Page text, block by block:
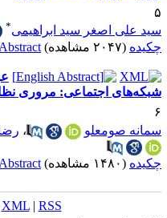
علی اصغر سید ابراهیمی
(۲۰۴۷ مشاهده) Abstract |
اجتماعی: مروری
صومعلو
،رضا
(۱۴۸۰ مشاهده) Abstract |
|XML|RSS